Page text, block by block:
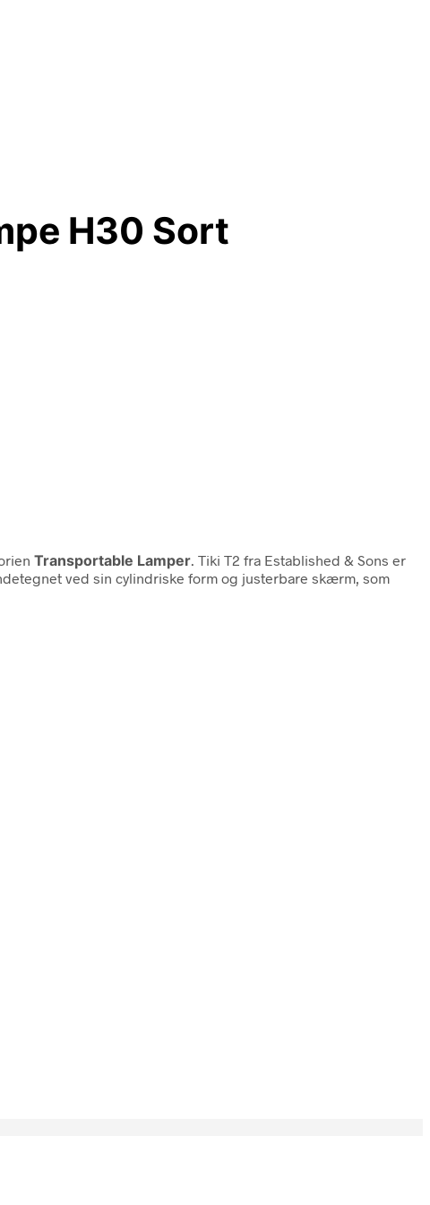
H30 Sort
Transportable Lamper . Tiki T2 fra Established & Sons er
ved sin cylindriske form og justerbare skærm, som